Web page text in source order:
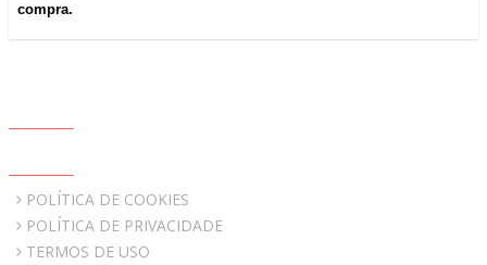
compra.
POLÍTICA DE COOKIES
POLÍTICA DE PRIVACIDADE
TERMOS DE USO